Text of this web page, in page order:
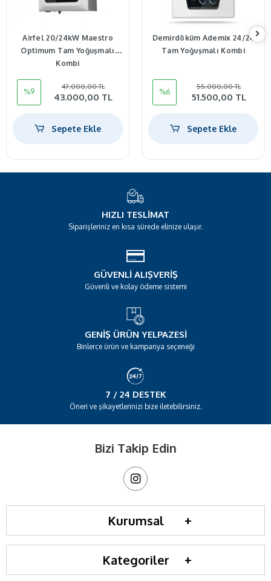
Airfel 20/24kW Maestro
Optimum Tam Yoğuşmalı
Kombi
%9
47.000,00 TL
43.000,00 TL
Sepete Ekle
Demirdöküm Ademix 24/24
Tam Yoğuşmalı Kombi
%6
55.000,00 TL
51.500,00 TL
Sepete Ekle
HIZLI TESLIMAT
Siparişleriniz en kısa sürede elinize ulaşır.
GÜVENLI ALIŞVERIŞ
Güvenli ve kolay ödeme sistemi
GENIŞ ÜRÜN YELPAZESI
Binlerce ürün ve kampanya seçeneği
7 / 24 DESTEK
Öneri ve şikayetlerinizi bize iletebilirsiniz.
Bizi Takip Edin
Kurumsal
Kategoriler